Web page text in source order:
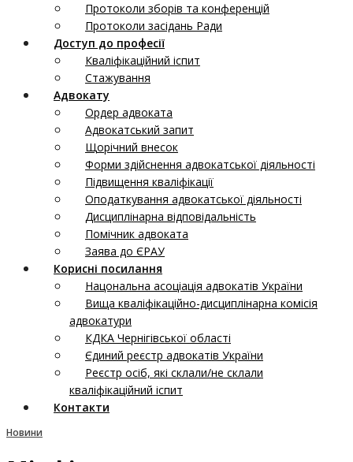
Протоколи зборів та конференцій
Протоколи засідань Ради
Доступ до професії
Кваліфікаційний іспит
Стажування
Адвокату
Ордер адвоката
Адвокатський запит
Щорічний внесок
Форми здійснення адвокатської діяльності
Підвищення кваліфікації
Оподаткування адвокатської діяльності
Дисциплінарна відповідальність
Помічник адвоката
Заява до ЄРАУ
Корисні посилання
Нацональна асоціація адвокатів України
Вища кваліфікаційно-дисциплінарна комісія
адвокатури
КДКА Чернігівської області
Єдиний реєстр адвокатів України
Реєстр осіб, які склали/не склали
кваліфікаційний іспит
Контакти
Новини